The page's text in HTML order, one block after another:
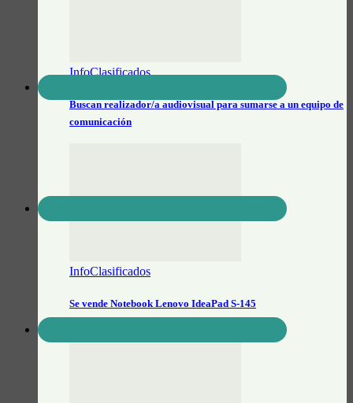
InfoClasificados
Buscan realizador/a audiovisual para sumarse a un equipo de
comunicación
InfoClasificados
Se vende Notebook Lenovo IdeaPad S-145